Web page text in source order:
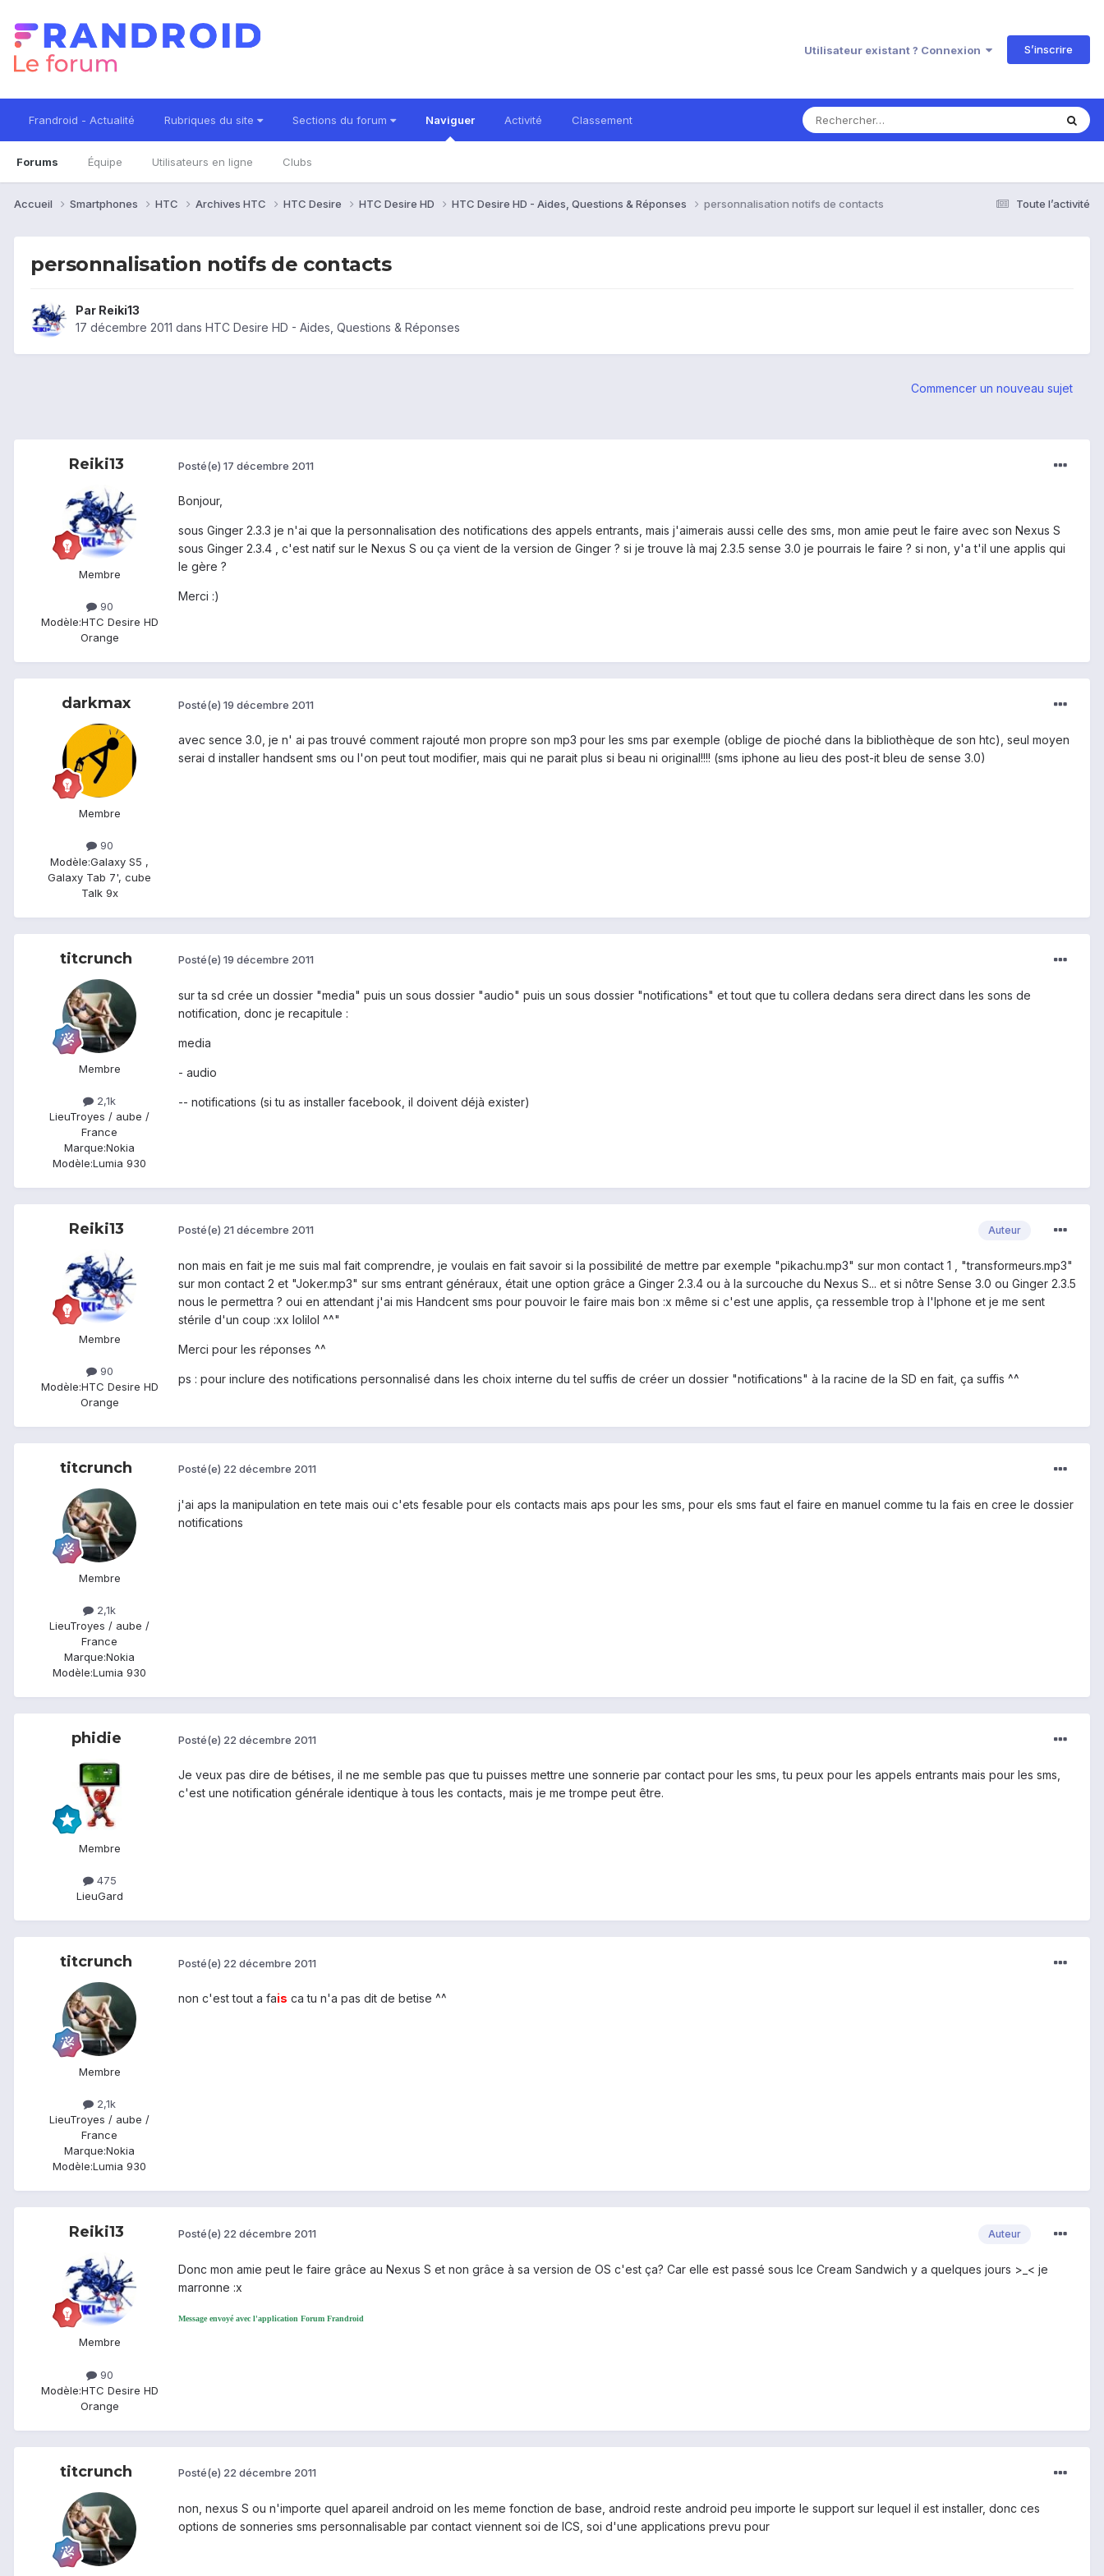
Utilisateur existant ? Connexion S’inscrire
Frandroid - Actualité Rubriques du site Sections du forum Naviguer
Forums Équipe Utilisateurs en ligne Clubs
Activité Classement
Toute l’activité
Accueil Smartphones HTC Archives HTC HTC Desire HTC Desire HD HTC Desire HD - Aides, Questions & Réponses personnalisation notifs de contacts
personnalisation notifs de contacts
Par Reiki13
17 décembre 2011 dans HTC Desire HD - Aides, Questions & Réponses
Commencer un nouveau sujet
Reiki13
Membre
90
Modèle:HTC Desire HD
Orange
Posté(e) 17 décembre 2011
Bonjour,
sous Ginger 2.3.3 je n'ai que la personnalisation des notifications des appels entrants, mais j'aimerais aussi celle des sms, mon amie peut le faire avec son Nexus S
sous Ginger 2.3.4 , c'est natif sur le Nexus S ou ça vient de la version de Ginger ? si je trouve là maj 2.3.5 sense 3.0 je pourrais le faire ? si non, y'a t'il une applis qui
le gère ?
Merci :)
darkmax
Membre
90
Modèle:Galaxy S5 ,
Galaxy Tab 7', cube
Talk 9x
Posté(e) 19 décembre 2011
avec sence 3.0, je n' ai pas trouvé comment rajouté mon propre son mp3 pour les sms par exemple (oblige de pioché dans la bibliothèque de son htc), seul moyen
serai d installer handsent sms ou l'on peut tout modifier, mais qui ne parait plus si beau ni original!!!! (sms iphone au lieu des post-it bleu de sense 3.0)
titcrunch
Membre
2,1k
LieuTroyes / aube /
France
Marque:Nokia
Modèle:Lumia 930
Posté(e) 19 décembre 2011
sur ta sd crée un dossier "media" puis un sous dossier "audio" puis un sous dossier "notifications" et tout que tu collera dedans sera direct dans les sons de
notification, donc je recapitule :
media
- audio
-- notifications (si tu as installer facebook, il doivent déjà exister)
Reiki13
Membre
90
Modèle:HTC Desire HD
Orange
Auteur
Posté(e) 21 décembre 2011
non mais en fait je me suis mal fait comprendre, je voulais en fait savoir si la possibilité de mettre par exemple "pikachu.mp3" sur mon contact 1 , "transformeurs.mp3"
sur mon contact 2 et "Joker.mp3" sur sms entrant généraux, était une option grâce a Ginger 2.3.4 ou à la surcouche du Nexus S... et si nôtre Sense 3.0 ou Ginger 2.3.5
nous le permettra ? oui en attendant j'ai mis Handcent sms pour pouvoir le faire mais bon :x même si c'est une applis, ça ressemble trop à l'Iphone et je me sent
stérile d'un coup :xx lolilol ^^"
Merci pour les réponses ^^
ps : pour inclure des notifications personnalisé dans les choix interne du tel suffis de créer un dossier "notifications" à la racine de la SD en fait, ça suffis ^^
titcrunch
Membre
2,1k
LieuTroyes / aube /
France
Marque:Nokia
Modèle:Lumia 930
Posté(e) 22 décembre 2011
j'ai aps la manipulation en tete mais oui c'ets fesable pour els contacts mais aps pour les sms, pour els sms faut el faire en manuel comme tu la fais en cree le dossier
notifications
phidie
Membre
475
LieuGard
Posté(e) 22 décembre 2011
Je veux pas dire de bétises, il ne me semble pas que tu puisses mettre une sonnerie par contact pour les sms, tu peux pour les appels entrants mais pour les sms,
c'est une notification générale identique à tous les contacts, mais je me trompe peut être.
titcrunch
Membre
2,1k
LieuTroyes / aube /
France
Marque:Nokia
Modèle:Lumia 930
Posté(e) 22 décembre 2011
non c'est tout a fais ca tu n'a pas dit de betise ^^
Reiki13
Membre
90
Modèle:HTC Desire HD
Orange
Auteur
Posté(e) 22 décembre 2011
Donc mon amie peut le faire grâce au Nexus S et non grâce à sa version de OS c'est ça? Car elle est passé sous Ice Cream Sandwich y a quelques jours >_< je
marronne :x
Message envoyé avec l'application Forum Frandroid
titcrunch Posté(e) 22 décembre 2011
non, nexus S ou n'importe quel apareil android on les meme fonction de base, android reste android peu importe le support sur lequel il est installer, donc ces
options de sonneries sms personnalisable par contact viennent soi de ICS, soi d'une applications prevu pour